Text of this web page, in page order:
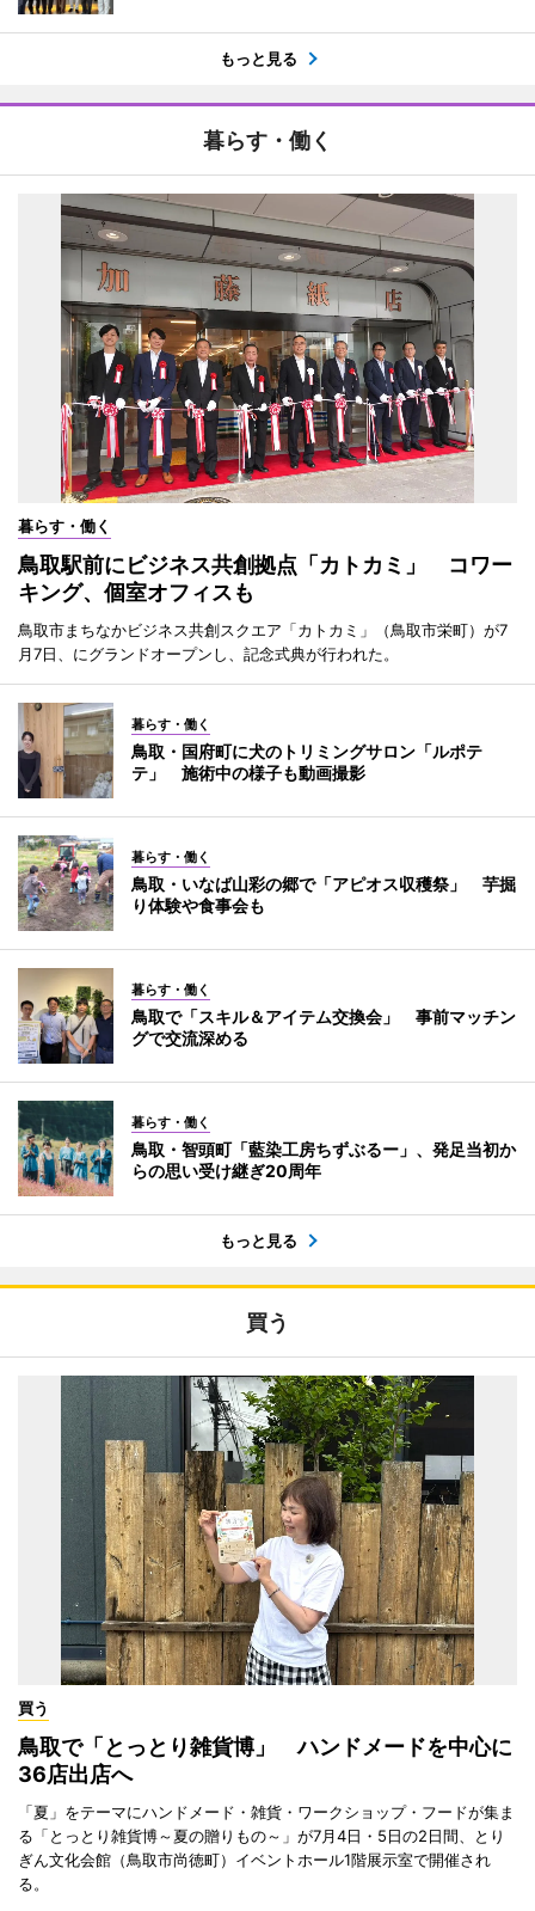
もっと見る
暮らす・働く
暮らす・働く
鳥取駅前にビジネス共創拠点「カトカミ」 コワー
キング、個室オフィスも
鳥取市まちなかビジネス共創スクエア「カトカミ」（鳥取市栄町）が7
月7日、にグランドオープンし、記念式典が行われた。
暮らす・働く
鳥取・国府町に犬のトリミングサロン「ルポテ
テ」 施術中の様子も動画撮影
暮らす・働く
鳥取・いなば山彩の郷で「アピオス収穫祭」 芋掘
り体験や食事会も
暮らす・働く
鳥取で「スキル＆アイテム交換会」 事前マッチン
グで交流深める
暮らす・働く
鳥取・智頭町「藍染工房ちずぶるー」、発足当初か
らの思い受け継ぎ20周年
もっと見る
買う
買う
鳥取で「とっとり雑貨博」 ハンドメードを中心に
36店出店へ
「夏」をテーマにハンドメード・雑貨・ワークショップ・フードが集ま
る「とっとり雑貨博～夏の贈りもの～」が7月4日・5日の2日間、とり
ぎん文化会館（鳥取市尚徳町）イベントホール1階展示室で開催され
る。